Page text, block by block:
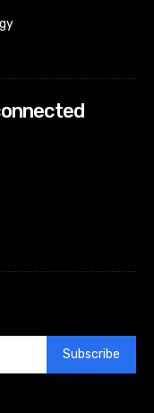
Subscribe